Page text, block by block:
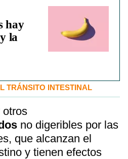
hay
la
TRÁNSITO INTESTINAL
no digeribles por las
que alcanzan el
y tienen efectos